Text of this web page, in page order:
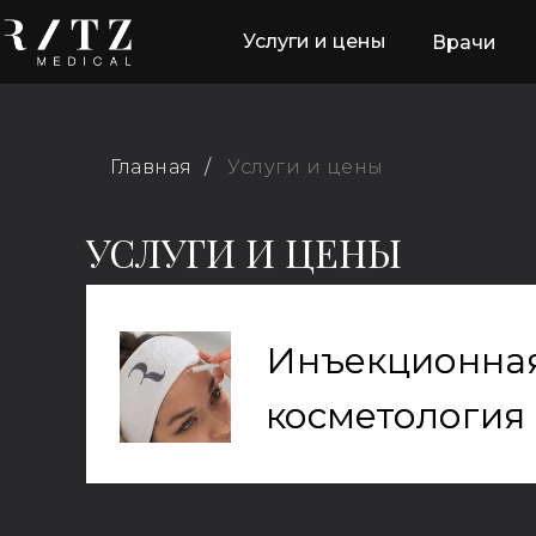
Услуги и цены Врачи
Главная / Услуги и цены
УСЛУГИ И ЦЕНЫ
косметология
косметология